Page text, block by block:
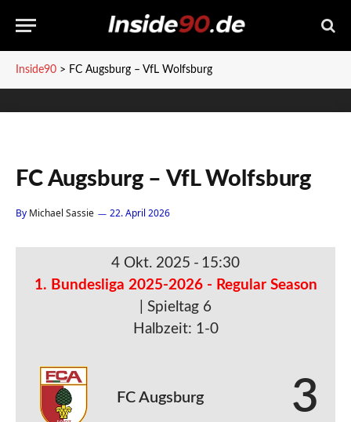
Inside90 > FC Augsburg – VfL Wolfsburg
FC Augsburg – VfL Wolfsburg
By Michael Sassie 22. April 2026
4 Okt. 2025 - 15:30
1. Bundesliga 2025-2026 - Regular Season
| Spieltag 6
Halbzeit: 1-0
FC Augsburg 3